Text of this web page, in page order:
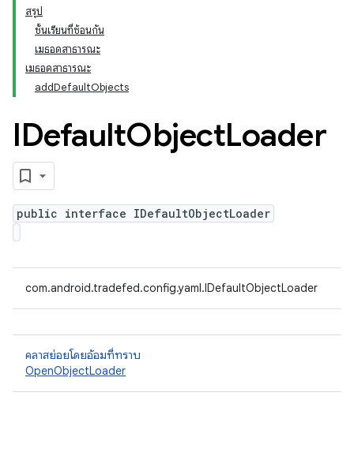
สรุป
ชั้นเรียนที่ซ้อนกัน
เมธอดสาธารณะ
เมธอดสาธารณะ
addDefaultObjects
IDefaultObjectLoader
public interface IDefaultObjectLoader
com.android.tradefed.config.yaml.IDefaultObjectLoader
คลาสย่อยโดยอ้อมที่ทราบ
OpenObjectLoader